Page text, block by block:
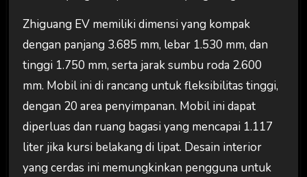
Zhiguang EV memiliki dimensi yang kompak
dengan panjang 3.685 mm, lebar 1.530 mm, dan
tinggi 1.750 mm, serta jarak sumbu roda 2.600
mm. Mobil ini di rancang untuk fleksibilitas tinggi,
dengan 20 area penyimpanan. Mobil ini dapat
diperluas dan ruang bagasi yang mencapai 1.117
liter jika kursi belakang di lipat. Desain interior
yang cerdas ini memungkinkan pengguna untuk